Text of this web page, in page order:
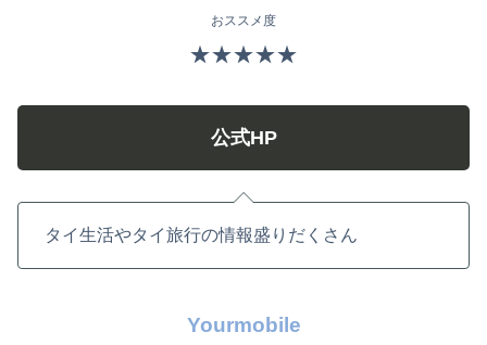
おススメ度
★★★★★
公式HP
タイ生活やタイ旅行の情報盛りだくさん
Yourmobile